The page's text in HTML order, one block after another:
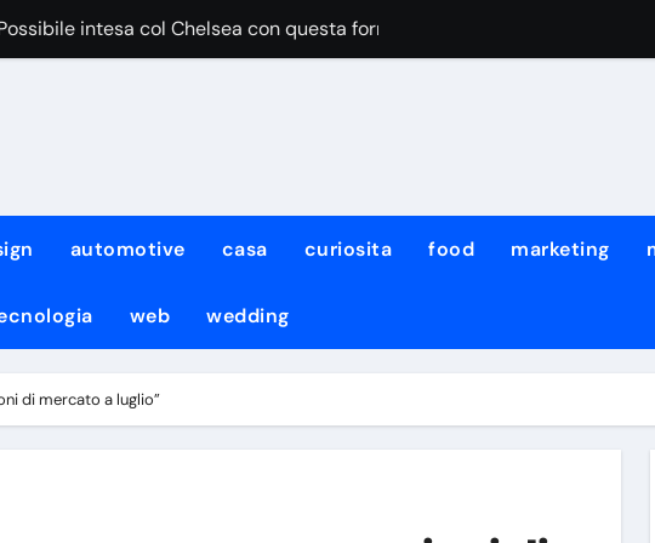
intesa col Chelsea con questa formula”
pensa al cambio modulo per lui
di Meta ha attaccato i sistemi di un’altra azienda: non è la prima volta
fermato dal diluvio, lavoro atletico con KDB e Neres!
il Napoli non ci sarà il neo-acquisto Meichtry
automotive casa curiosita food marketing
web wedding
di mercato a luglio”